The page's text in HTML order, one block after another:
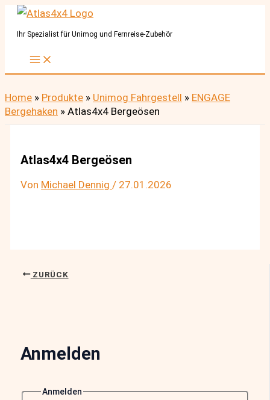
Zum
InhaltIhr Spezialist für Unimog und Fernreise-Zubehör
Home » Produkte » Unimog Fahrgestell » ENGAGE
Bergehaken » Atlas4x4 Bergeösen
Atlas4x4 Bergeösen
Von Michael Dennig/ 27.01.2026
ZURÜCK
Anmelden
Anmelden